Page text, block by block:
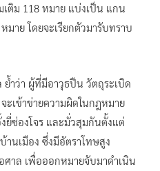
ติม 118 หมาย แบ่งเป็น แกน
าย โดยจะเรียกตัวมารับทราบ
ำว่า ผู้ที่มีอาวุธปืน วัตถุระเบิด
ะเข้าข่ายความผิดในกฎหมาย
ยี่ซ่องโจร และมั่วสุมกันตั้งแต่
นเมือง ซึ่งมีอัตราโทษสูง
าล เพื่อออกหมายจับมาดำเนิน